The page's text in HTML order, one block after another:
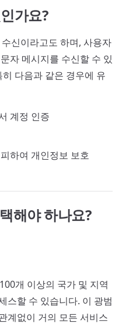
가요?
신이라고도 하며, 사용자
자 메시지를 수신할 수 있
다음과 같은 경우에 유
계정 인증
하여 개인정보 보호
해야 하나요?
개 이상의 국가 및 지역
스할 수 있습니다. 이 광범
계없이 거의 모든 서비스